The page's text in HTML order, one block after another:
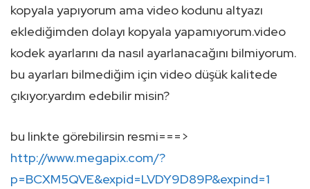
kopyala yapıyorum ama video kodunu altyazı
eklediğimden dolayı kopyala yapamıyorum.video
kodek ayarlarını da nasıl ayarlanacağını bilmiyorum.
bu ayarları bilmediğim için video düşük kalitede
çıkıyor.yardım edebilir misin?
bu linkte görebilirsin resmi===>
http://www.megapix.com/?
p=BCXM5QVE&expid=LVDY9D89P&expind=1